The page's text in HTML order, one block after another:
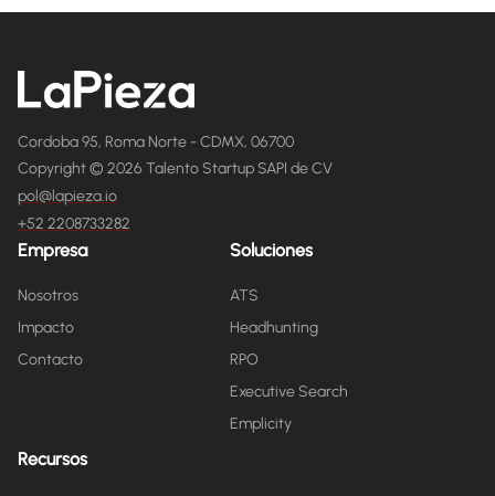
Cordoba 95, Roma Norte - CDMX, 06700
Copyright © 2026 Talento Startup SAPI de CV
pol@lapieza.io
+52 2208733282
Empresa
Nosotros
Impacto
Contacto
Soluciones
ATS
Headhunting
RPO
Executive Search
Emplicity
Recursos